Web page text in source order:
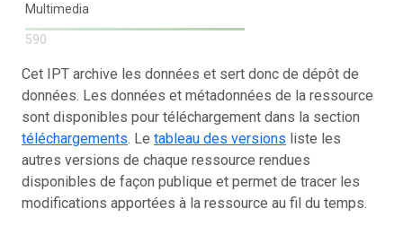
Multimedia
590
Cet IPT archive les données et sert donc de dépôt de
données. Les données et métadonnées de la ressource
sont disponibles pour téléchargement dans la section
téléchargements. Le tableau des versions liste les
autres versions de chaque ressource rendues
disponibles de façon publique et permet de tracer les
modifications apportées à la ressource au fil du temps.